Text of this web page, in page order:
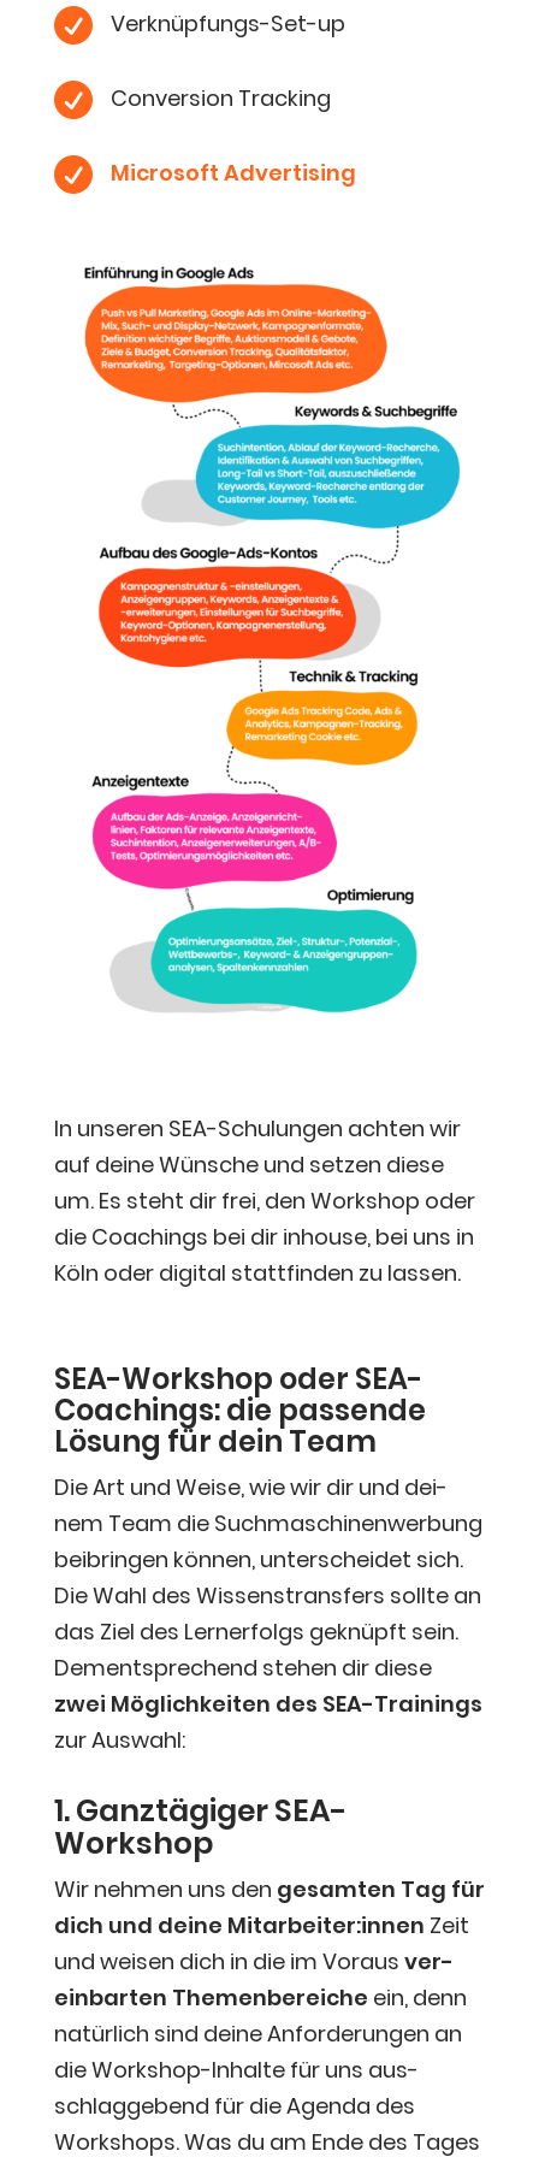
 Ver­knüp­fungs-Set-up
 Con­ver­si­on Tracking
 Micro­soft Advertising
In unse­ren SEA-Schu­lun­gen ach­ten wir
auf dei­ne Wün­sche und set­zen die­se
um. Es steht dir frei, den Work­shop oder
die Coa­chings bei dir inhouse, bei uns in
Köln oder digi­tal statt­fin­den zu lassen.
SEA-Work­shop oder SEA-
Coa­chings: die pas­sen­de
Lösung für dein Team
Die Art und Wei­se, wie wir dir und dei­
nem Team die Such­ma­schi­nen­wer­bung
bei­brin­gen kön­nen, unter­schei­det sich.
Die Wahl des Wis­sens­trans­fers soll­te an
das Ziel des Lern­erfolgs geknüpft sein.
Dem­entspre­chend ste­hen dir die­se
zwei Mög­lich­kei­ten des SEA-Trai­nings
zur Auswahl:
1. Ganz­tä­gi­ger SEA-
Workshop
Wir neh­men uns den gesam­ten Tag für
dich und dei­ne Mitarbeiter:innen Zeit
und wei­sen dich in die im Vor­aus ver­
ein­bar­ten The­men­be­rei­che ein, denn
natür­lich sind dei­ne Anfor­de­run­gen an
die Work­shop-Inhal­te für uns aus­
schlag­ge­bend für die Agen­da des
Work­shops. Was du am Ende des Tages